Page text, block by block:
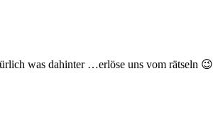
was dahinter …erlöse uns vom rätseln 😉